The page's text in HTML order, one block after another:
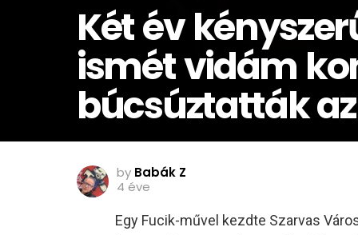
Két év
ismét vidám
búcsúztatták
by Babák Z
4 éve
Egy Fucik-művel kezdte Szarvas